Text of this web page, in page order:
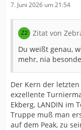
7. Juni 2026 um 21:54
Zitat von
Du weißt genau,
mehr, nia
Der Kern der
exzellente
Ekberg, LANDIN im
Truppe muß man
auf dem Peak, zu